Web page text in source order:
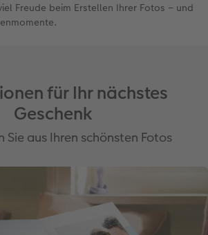
Freude beim Erstellen Ihrer Fotos – und
für Ihr nächstes
Geschenk
Sie aus Ihren schönsten Fotos